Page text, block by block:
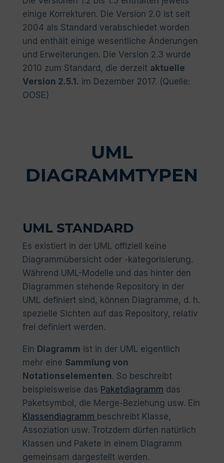
einige Korrekturen. Die Version 2.0 ist seit
2004 als Standard verabschiedet worden
und enthält einige wesentliche Änderungen
und Erweiterungen. Die Version 2.3 wurde
2010 zum Standard, die derzeit aktuelle
Version 2.5.1. im Dezember 2017. (Quelle:
OOSE)
UML
DIAGRAMMTYPEN
UML STANDARD
Es existiert in der UML offiziell keine
Diagrammübersicht oder -kategorisierung.
Während UML-Modelle und das hinter den
Diagrammen stehende Repository in der
UML definiert sind, können Diagramme, d. h.
spezielle Sichten auf das Repository, relativ
frei definiert werden.
Ein Diagramm ist in der UML eigentlich
mehr eine Sammlung von
Notationselementen. So beschreibt
beispielsweise das Paketdiagramm das
Paketsymbol, die Merge-Beziehung usw. Ein
Klassendiagramm beschreibt Klasse,
Assoziation usw. Trotzdem dürfen natürlich
Klassen und Pakete in einem Diagramm
gemeinsam dargestellt werden.